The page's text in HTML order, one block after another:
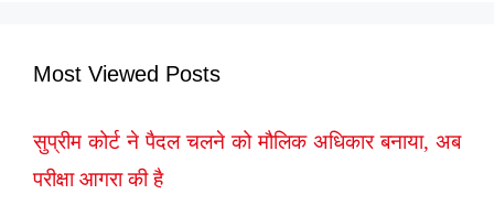
Most Viewed Posts
सुप्रीम कोर्ट ने पैदल चलने को मौलिक अधिकार बनाया, अब
परीक्षा आगरा की है